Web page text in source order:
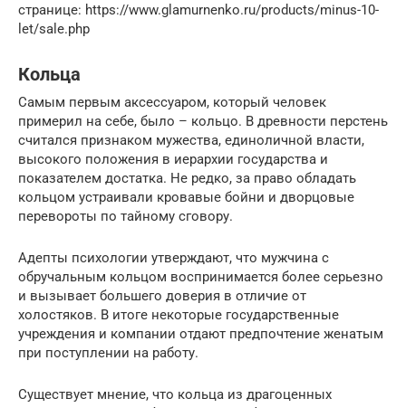
странице: https://www.glamurnenko.ru/products/minus-10-
let/sale.php
Кольца
Самым первым аксессуаром, который человек
примерил на себе, было – кольцо. В древности перстень
считался признаком мужества, единоличной власти,
высокого положения в иерархии государства и
показателем достатка. Не редко, за право обладать
кольцом устраивали кровавые бойни и дворцовые
перевороты по тайному сговору.
Адепты психологии утверждают, что мужчина с
обручальным кольцом воспринимается более серьезно
и вызывает большего доверия в отличие от
холостяков. В итоге некоторые государственные
учреждения и компании отдают предпочтение женатым
при поступлении на работу.
Существует мнение, что кольца из драгоценных